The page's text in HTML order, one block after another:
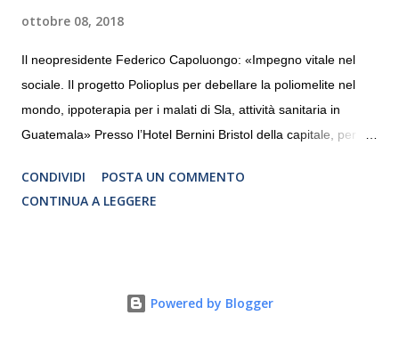
ottobre 08, 2018
Il neopresidente Federico Capoluongo: «Impegno vitale nel
sociale. Il progetto Polioplus per debellare la poliomelite nel
mondo, ippoterapia per i malati di Sla, attività sanitaria in
Guatemala» Presso l’Hotel Bernini Bristol della capitale, per la
programmazione del Rotary Club Roma Sud-Est che festeggia
i quaranta anni di attività. Un’occasione per raccontare al
riguardano sia il territorio che le missioni all’estero in paesi in
CONDIVIDI
POSTA UN COMMENTO
CONTINUA A LEGGERE
Powered by Blogger